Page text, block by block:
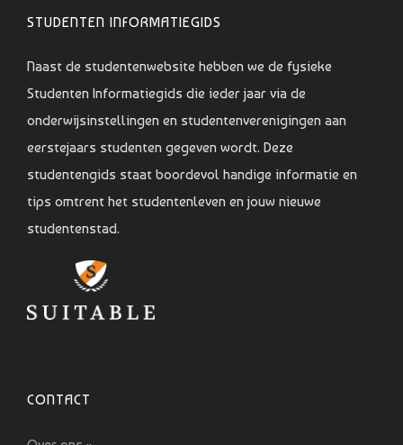
STUDENTEN INFORMATIEGIDS
Naast de studentenwebsite hebben we de fysieke
Studenten Informatiegids die ieder jaar via de
onderwijsinstellingen en studentenverenigingen aan
eerstejaars studenten gegeven wordt. Deze
studentengids staat boordevol handige informatie en
tips omtrent het studentenleven en jouw nieuwe
studentenstad.
CONTACT